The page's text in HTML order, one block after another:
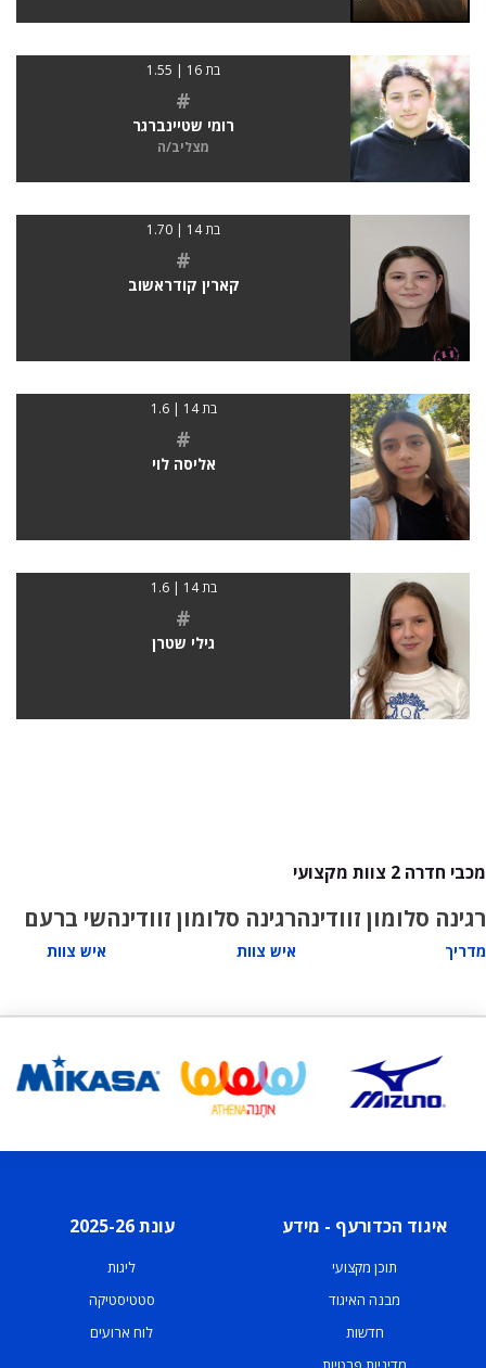
בת 16 | 1.55
#
רומי שטיינברגר
מצליב/ה
בת 14 | 1.70
#
קארין קודראשוב
בת 14 | 1.6
#
אליסה לוי
בת 14 | 1.6
#
גילי שטרן
מכבי חדרה 2 צוות מקצועי
רגינה סלומון זוודינה
מדריך
רגינה סלומון זוודינה
איש צוות
שי ברעם
איש צוות
איגוד הכדורעף - מידע
תוכן מקצועי
מבנה האיגוד
חדשות
עונת 2025-26
ליגות
סטטיסטיקה
לוח ארועים